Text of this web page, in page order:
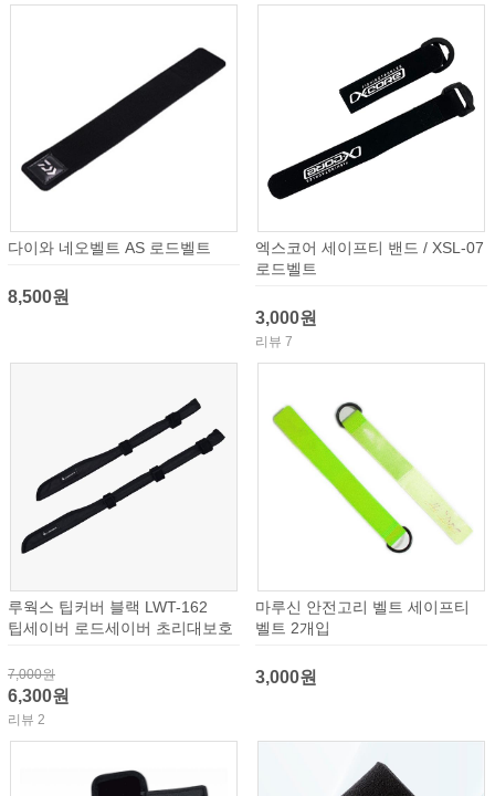
다이와 네오벨트 AS 로드벨트
8,500원
엑스코어 세이프티 밴드 / XSL-07
로드벨트
3,000원
리뷰 7
루웍스 팁커버 블랙 LWT-162
팁세이버 로드세이버 초리대보호
7,000원
6,300원
리뷰 2
마루신 안전고리 벨트 세이프티
벨트 2개입
3,000원